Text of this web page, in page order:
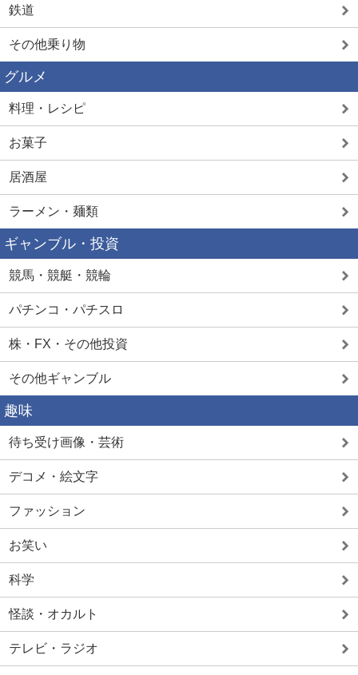
鉄道
その他乗り物
グルメ
料理・レシピ
お菓子
居酒屋
ラーメン・麺類
ギャンブル・投資
競馬・競艇・競輪
パチンコ・パチスロ
株・FX・その他投資
その他ギャンブル
趣味
待ち受け画像・芸術
デコメ・絵文字
ファッション
お笑い
科学
怪談・オカルト
テレビ・ラジオ